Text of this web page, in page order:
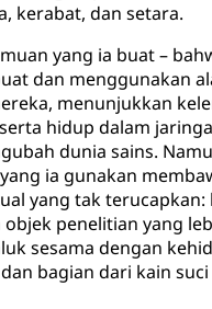
kerabat, dan setara.
yang ia buat –
dan menggunakan
menunjukkan
hidup dalam
dunia sains.
ia gunakan
yang tak terucapkan:
penelitian yang
sesama dengan
bagian dari kain suci